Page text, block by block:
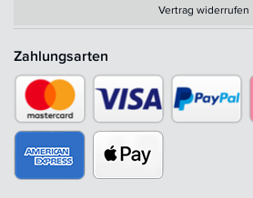
Vertrag widerrufen
Zahlungsarten